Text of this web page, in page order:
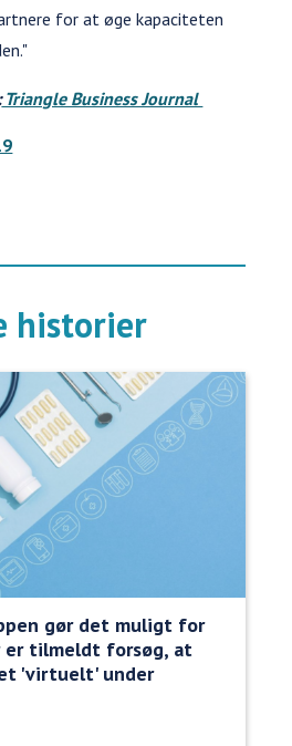
for at øge kapaciteten
Triangle Business Journal
historier
gør det muligt for
er tilmeldt forsøg, at
'virtuelt' under